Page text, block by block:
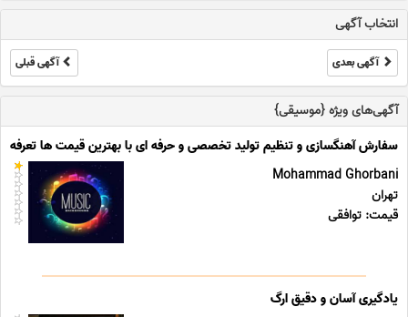
انتخاب آگهی
آگهی بعدی آگهی قبلی
آگهی‌های ویژه {موسیقی}
سفارش آهنگسازی و تنظیم تولید تخصصی و حرفه ای با بهترین قیمت ها تعرفه
Mohammad Ghorbani
تهران
قیمت: توافقی
یادگیری آسان و دقیق ارگ